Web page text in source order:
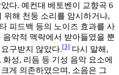
다. 예컨대 베토벤이 교향곡 6
위해 천둥 소리를 암시하거나,
피드백 등의 노이즈 효과를 사
악적 맥락에서 받아들였을 뿐
구받지 않았다.[3] 다시 말해,
성, 리듬 등 기성 음악 요소에
게 의존하였으며, 소음은 그